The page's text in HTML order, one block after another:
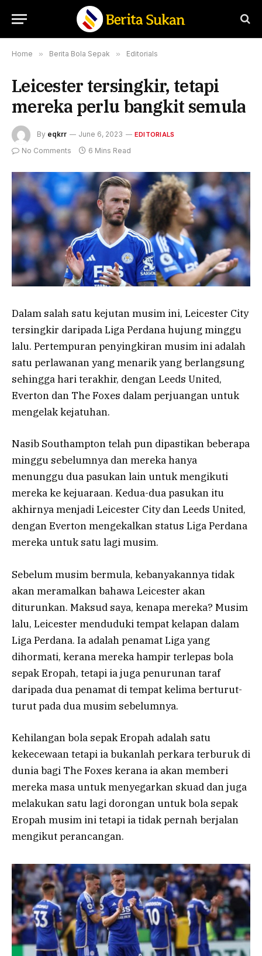
Home » Berita Bola Sepak » Editorials
Leicester tersingkir, tetapi
mereka perlu bangkit semula
By eqkrr June 6, 2023 EDITORIALS
No Comments 6 Mins Read
Dalam salah satu kejutan musim ini, Leicester City
tersingkir daripada Liga Perdana hujung minggu
lalu. Pertempuran penyingkiran musim ini adalah
satu perlawanan yang menarik yang berlangsung
sehingga hari terakhir, dengan Leeds United,
Everton dan The Foxes dalam perjuangan untuk
mengelak kejatuhan.
Nasib Southampton telah pun dipastikan beberapa
minggu sebelumnya dan mereka hanya
menunggu dua pasukan lain untuk mengikuti
mereka ke kejuaraan. Kedua-dua pasukan itu
akhirnya menjadi Leicester City dan Leeds United,
dengan Everton mengekalkan status Liga Perdana
mereka untuk satu lagi musim.
Sebelum musim bermula, kebanyakannya tidak
akan meramalkan bahawa Leicester akan
diturunkan. Maksud saya, kenapa mereka? Musim
lalu, Leicester menduduki tempat kelapan dalam
Liga Perdana. Ia adalah penamat Liga yang
dihormati, kerana mereka hampir terlepas bola
sepak Eropah, tetapi ia juga penurunan taraf
daripada dua penamat di tempat kelima berturut-
turut pada dua musim sebelumnya.
Kehilangan bola sepak Eropah adalah satu
kekecewaan tetapi ia bukanlah perkara terburuk di
dunia bagi The Foxes kerana ia akan memberi
mereka masa untuk menyegarkan skuad dan juga
melakukan satu lagi dorongan untuk bola sepak
Eropah musim ini tetapi ia tidak pernah berjalan
mengikut perancangan.